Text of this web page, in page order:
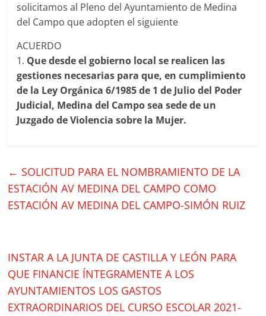
solicitamos al Pleno del Ayuntamiento de Medina
del Campo que adopten el siguiente
ACUERDO
1. Que desde el gobierno local se realicen las
gestiones necesarias para que, en cumplimiento
de la Ley Orgánica 6/1985 de 1 de Julio del Poder
Judicial, Medina del Campo sea sede de un
Juzgado de Violencia sobre la Mujer.
← SOLICITUD PARA EL NOMBRAMIENTO DE LA
ESTACIÓN AV MEDINA DEL CAMPO COMO
ESTACIÓN AV MEDINA DEL CAMPO-SIMÓN RUIZ
INSTAR A LA JUNTA DE CASTILLA Y LEÓN PARA
QUE FINANCIE ÍNTEGRAMENTE A LOS
AYUNTAMIENTOS LOS GASTOS
EXTRAORDINARIOS DEL CURSO ESCOLAR 2021-